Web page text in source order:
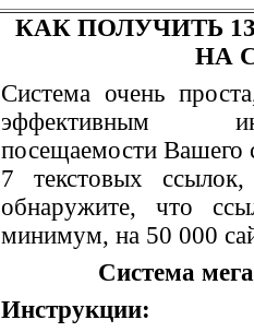
КАК ПОЛУЧИТЬ
НА
Система очень
эффективным
посещаемости Вашего
7 текстовых
обнаружите, что
минимум, на 50 000
Система
Инструкции: